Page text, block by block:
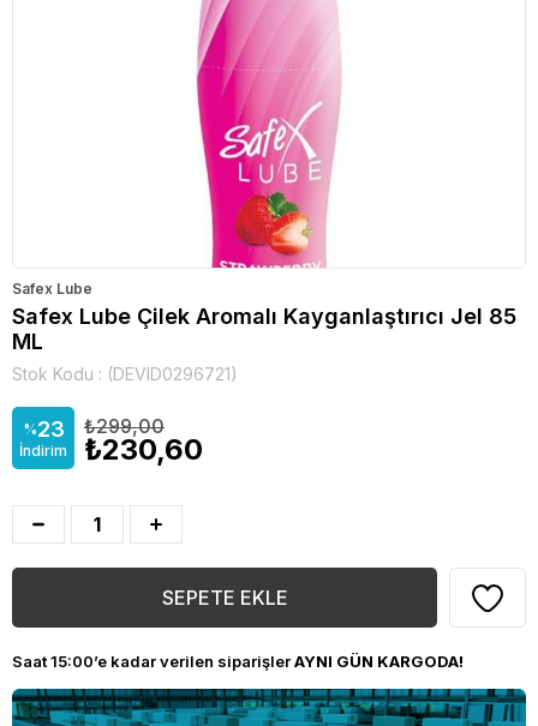
Safex Lube
Safex Lube Çilek Aromalı Kayganlaştırıcı Jel 85
ML
Stok Kodu (DEVID0296721)
%23
İndirim
₺299,00
₺230,60
Saat 15:00’e kadar verilen siparişlerAYNI GÜN KARGODA!